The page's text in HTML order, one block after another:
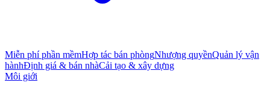
Miễn phí phần mềmHợp tác bán phòngNhượng quyềnQuản lý vận
hànhĐịnh giá & bán nhàCải tạo & xây dựng
Môi giới